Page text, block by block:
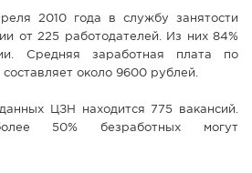
2010 года в службу занятости
от 225 работодателей. Из них 84%
Средняя заработная плата по
около 9600 рублей.
ЦЗН находится 775 вакансий.
50% безработных могут